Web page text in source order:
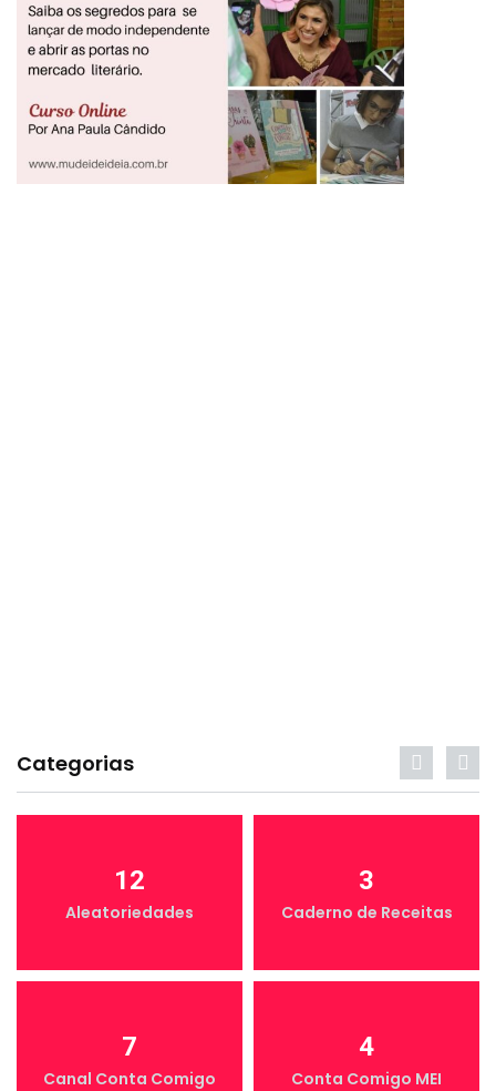
Categorias
12
Aleatoriedades
3
Caderno de Receitas
7
Canal Conta Comigo
4
Conta Comigo MEI